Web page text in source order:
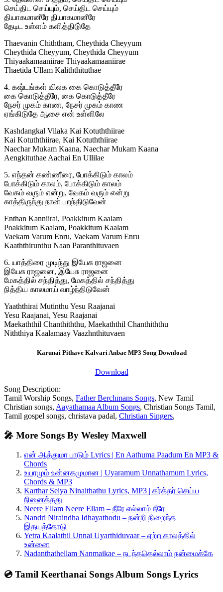
செய்திட செய்யும், செய்திட செய்யும்
தியாகமானீரே தியாகமானீரே
தேடிட உள்ளம் களித்திடு்தே
Thaevanin Chiththam, Cheythida Cheyyum
Cheythida Cheyyum, Cheythida Cheyyum
Thiyaakamaaniirae Thiyaakamaaniirae
Thaetida Ullam Kaliththituthae
4. கஷ்டங்கள் விலக கை கொடுத்தீரே
கை கொடுத்தீரே, கை கொடுத்தீரே
நேசர் முகம் காண, நேசர் முகம் காண
ஏங்கிடுதே ஆசை என் உள்ளிலே
Kashdangkal Vilaka Kai Kotuththiirae
Kai Kotuththiirae, Kai Kotuththiirae
Naechar Mukam Kaana, Naechar Mukam Kaana
Aengkituthae Aachai En Ullilae
5. எந்தன் கண்ணீரை, போக்கிடும் காலம்
போக்கிடும் காலம், போக்கிடும் காலம்
வேகம் வரும் என்று, வேகம் வரும் என்று
காத்திருந்து நான் பறந்திடுவேன்
Enthan Kanniirai, Poakkitum Kaalam
Poakkitum Kaalam, Poakkitum Kaalam
Vaekam Varum Enru, Vaekam Varum Enru
Kaaththirunthu Naan Paranthituvaen
6. யாத்திரை முடிந்து இயேசு ராஜனை
இயேசு ராஜனை, இயேசு ராஜனை
மேகத்தில் சந்தித்து, மேகத்தில் சந்தித்து
நித்திய காலமாய் வாழ்ந்திடுவேன்
Yaaththirai Mutinthu Yesu Raajanai
Yesu Raajanai, Yesu Raajanai
Maekaththil Chanthiththu, Maekaththil Chanthiththu
Niththiya Kaalamaay Vaazhnthituvaen
Karunai Pithave Kalvari Anbae MP3 Song Download
Download
Song Description:
Tamil Worship Songs, Father Berchmans Songs, New Tamil
Christian songs, Aayathamaa Album Songs, Christian Songs Tamil,
Tamil gospel songs, christava padal, Christian Singers,
🎤 More Songs By Wesley Maxwell
என் ஆத்துமா பாடும் Lyrics | En Aathuma Paadum En MP3 &
Chords
உயரமும் உன்னதமுமான | Uyaramum Unnathamum Lyrics,
Chords & MP3
Karthar Seiya Ninaithathu Lyrics, MP3 | கர்த்தர் செய்ய
நினைத்தது
Neere Ellam Neere Ellam – நீரே எல்லாம் நீரே
Nandri Niraindha Idhayathodu – நன்றி நிறைந்த
இதயத்தோடு
Yetra Kaalathil Unnai Uyarthiduvaar – ஏற்ற காலத்தில்
உன்னை
Nadanthathellam Nanmaikae – நடந்ததெல்லாம் நன்மைக்கே
💿 Tamil Keerthanai Songs Album Songs Lyrics